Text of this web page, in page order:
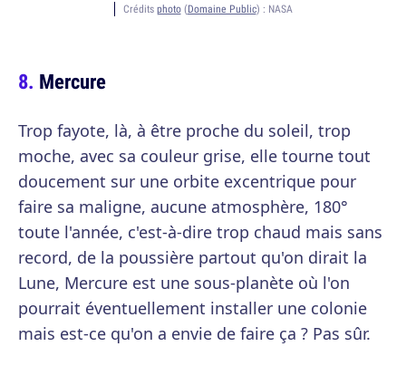
Crédits photo(Domaine Public) : NASA
Mercure
Trop fayote, là, à être proche du soleil, trop
moche, avec sa couleur grise, elle tourne tout
doucement sur une orbite excentrique pour
faire sa maligne, aucune atmosphère, 180°
toute l'année, c'est-à-dire trop chaud mais sans
record, de la poussière partout qu'on dirait la
Lune, Mercure est une sous-planète où l'on
pourrait éventuellement installer une colonie
mais est-ce qu'on a envie de faire ça ? Pas sûr.